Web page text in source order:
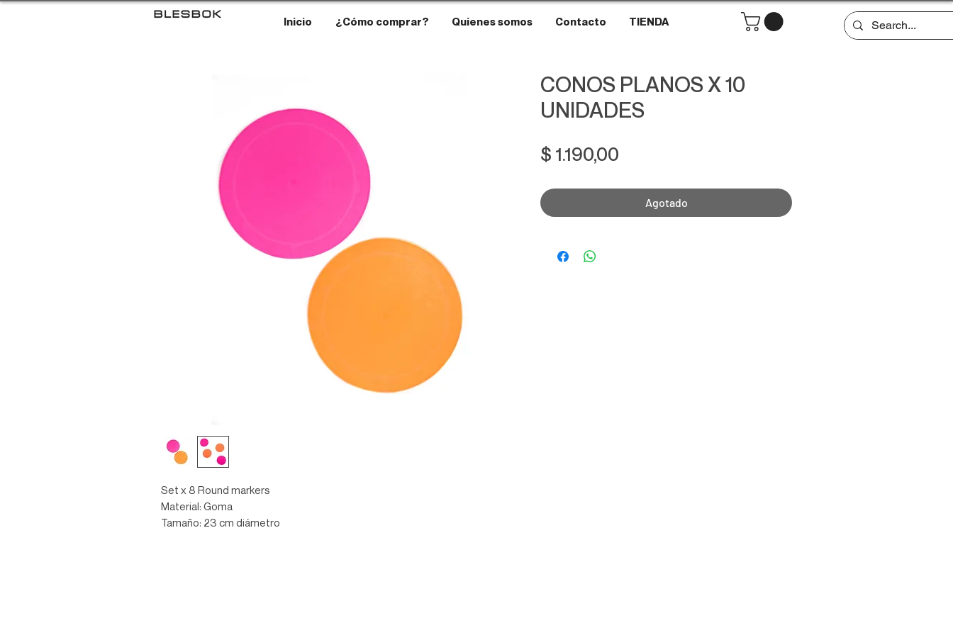
Inicio ¿Cómo comprar? Quienes somos Contacto TIENDA
Set x 8 Round markers
Material: Goma
Tamaño: 23 cm diámetro
CONOS PLANOS X 10
UNIDADES
$ 1.190,00
Agotado